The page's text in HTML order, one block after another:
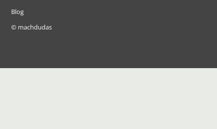
Blog
© machdudas